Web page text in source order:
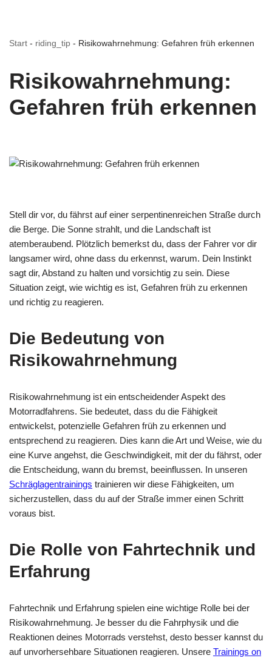
Start - riding_tip - Risikowahrnehmung: Gefahren früh erkennen
Risikowahrnehmung:
Gefahren früh erkennen
Stell dir vor, du fährst auf einer serpentinenreichen Straße durch
die Berge. Die Sonne strahlt, und die Landschaft ist
atemberaubend. Plötzlich bemerkst du, dass der Fahrer vor dir
langsamer wird, ohne dass du erkennst, warum. Dein Instinkt
sagt dir, Abstand zu halten und vorsichtig zu sein. Diese
Situation zeigt, wie wichtig es ist, Gefahren früh zu erkennen
und richtig zu reagieren.
Die Bedeutung von
Risikowahrnehmung
Risikowahrnehmung ist ein entscheidender Aspekt des
Motorradfahrens. Sie bedeutet, dass du die Fähigkeit
entwickelst, potenzielle Gefahren früh zu erkennen und
entsprechend zu reagieren. Dies kann die Art und Weise, wie du
eine Kurve angehst, die Geschwindigkeit, mit der du fährst, oder
die Entscheidung, wann du bremst, beeinflussen. In unseren
Schräglagentrainings trainieren wir diese Fähigkeiten, um
sicherzustellen, dass du auf der Straße immer einen Schritt
voraus bist.
Die Rolle von Fahrtechnik und
Erfahrung
Fahrtechnik und Erfahrung spielen eine wichtige Rolle bei der
Risikowahrnehmung. Je besser du die Fahrphysik und die
Reaktionen deines Motorrads verstehst, desto besser kannst du
auf unvorhersehbare Situationen reagieren. Unsere Trainings on